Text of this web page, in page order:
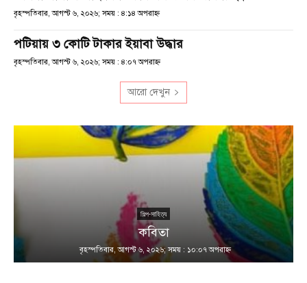
বৃহস্পতিবার, আগস্ট ৬, ২০২৬; সময় : ৪:১৪ অপরাহ্ণ
পটিয়ায় ৩ কোটি টাকার ইয়াবা উদ্ধার
বৃহস্পতিবার, আগস্ট ৬, ২০২৬; সময় : ৪:০৭ অপরাহ্ণ
আরো দেখুন
শিল্প-সাহিত্য
কবিতা
বৃহস্পতিবার, আগস্ট ৬, ২০২৬; সময় : ১০:০৭ অপরাহ্ণ